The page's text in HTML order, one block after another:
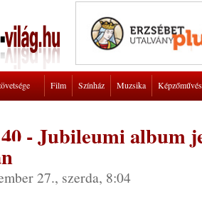
Film Színház Muzsika
- Jubileumi album
27., szerda, 8:04